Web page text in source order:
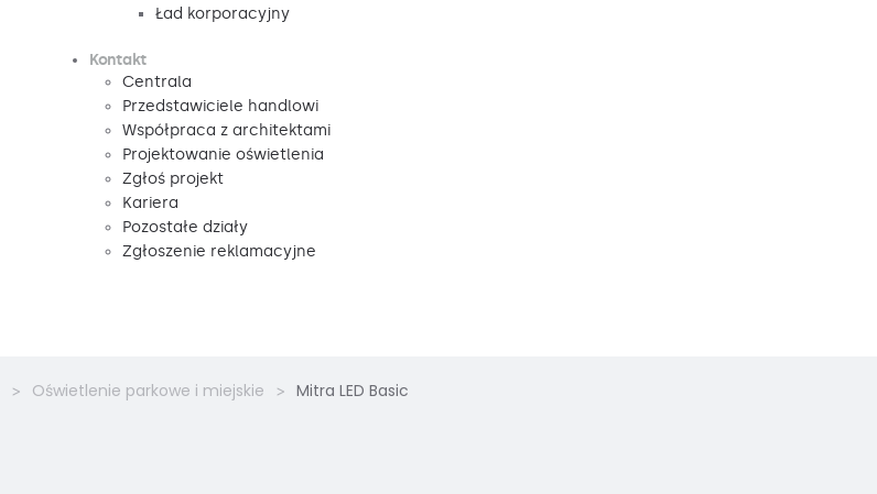
Ład korporacyjny
Kontakt
Centrala
Przedstawiciele handlowi
Współpraca z architektami
Projektowanie oświetlenia
Zgłoś projekt
Kariera
Pozostałe działy
Zgłoszenie reklamacyjne
Oświetlenie parkowe i miejskie Mitra LED Basic